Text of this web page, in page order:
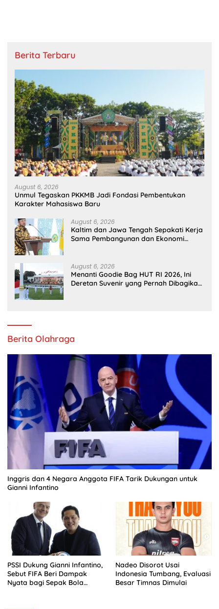
Berita Terbaru
August 6, 2026
Unmul Tegaskan PKKMB Jadi Fondasi Pembentukan
Karakter Mahasiswa Baru
August 6, 2026
Kaltim dan Jawa Tengah Sepakati Kerja
Sama Pembangunan dan Ekonomi
August 6, 2026
Menanti Goodie Bag HUT RI 2026, Ini
Deretan Suvenir yang Pernah Dibagikan
Berita Olahraga
Inggris dan 4 Negara Anggota FIFA Tarik Dukungan untuk
Gianni Infantino
PSSI Dukung Gianni Infantino,
Sebut FIFA Beri Dampak
Nyata bagi Sepak Bola
Nadeo Disorot Usai
Indonesia Tumbang, Evaluasi
Besar Timnas Dimulai